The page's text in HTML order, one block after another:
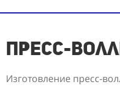
Пресс-
Изготовление пресс-